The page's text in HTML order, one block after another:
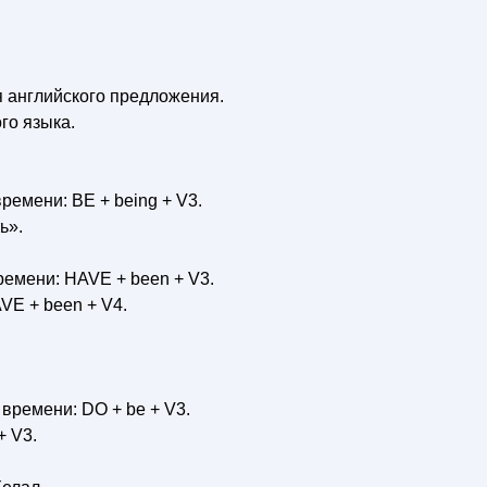
предложения.
языка.
BE + being + V3.
HAVE + been + V3.
+ been + V4.
DO + be + V3.
V3.